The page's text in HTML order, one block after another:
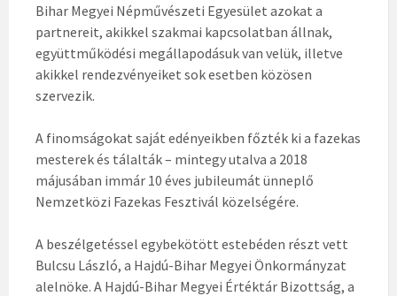
Bihar Megyei Népművészeti Egyesület azokat a
partnereit, akikkel szakmai kapcsolatban állnak,
együttműködési megállapodásuk van velük, illetve
akikkel rendezvényeiket sok esetben közösen
szervezik.
A finomságokat saját edényeikben főzték ki a fazekas
mesterek és tálalták – mintegy utalva a 2018
májusában immár 10 éves jubileumát ünneplő
Nemzetközi Fazekas Fesztivál közelségére.
A beszélgetéssel egybekötött estebéden részt vett
Bulcsu László, a Hajdú-Bihar Megyei Önkormányzat
alelnöke. A Hajdú-Bihar Megyei Értéktár Bizottság, a